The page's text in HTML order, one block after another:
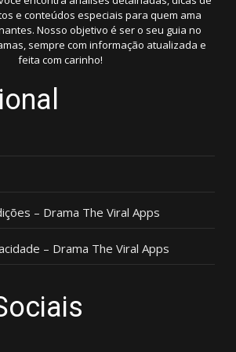
e conteúdos especiais para quem ama
Nosso objetivo é ser o seu guia no
sempre com informação atualizada e
feita com carinho!
– Drama The Viral Apps
– Drama The Viral Apps